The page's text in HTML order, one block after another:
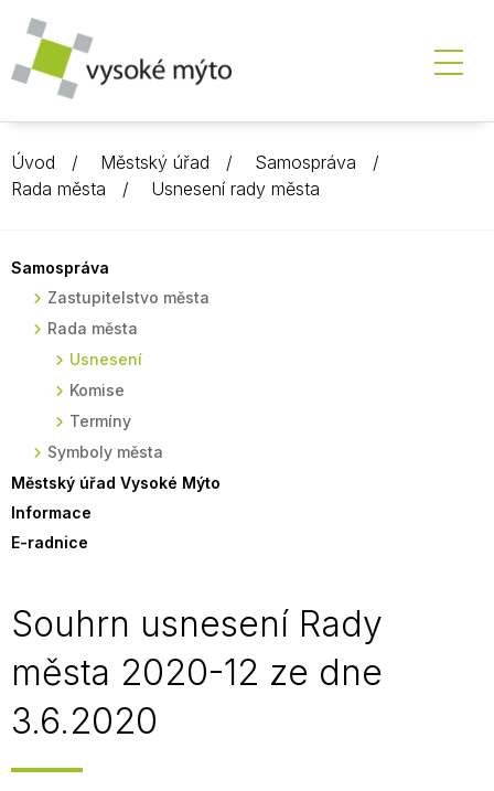
Úvod Městský úřad
Samospráva
Rada města
Usnesení rady města
Samospráva
Zastupitelstvo města
Rada města
Usnesení
Komise
Termíny
Symboly města
Městský úřad Vysoké Mýto
Informace
E-radnice
Souhrn usnesení Rady
města 2020-12 ze dne
3.6.2020